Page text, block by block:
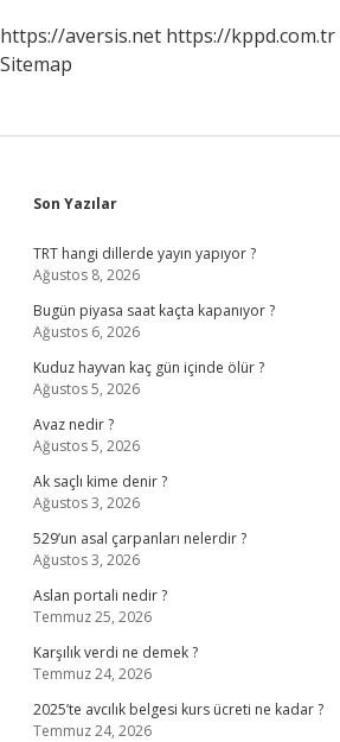
https://aversis.net https://kppd.com.tr
Sitemap
Sidebar
Son Yazılar
TRT hangi dillerde yayın yapıyor ?
Ağustos 8, 2026
Bugün piyasa saat kaçta kapanıyor ?
Ağustos 6, 2026
Kuduz hayvan kaç gün içinde ölür ?
Ağustos 5, 2026
Avaz nedir ?
Ağustos 5, 2026
Ak saçlı kime denir ?
Ağustos 3, 2026
529’un asal çarpanları nelerdir ?
Ağustos 3, 2026
Aslan portali nedir ?
Temmuz 25, 2026
Karşılık verdi ne demek ?
Temmuz 24, 2026
2025’te avcılık belgesi kurs ücreti ne kadar ?
Temmuz 24, 2026